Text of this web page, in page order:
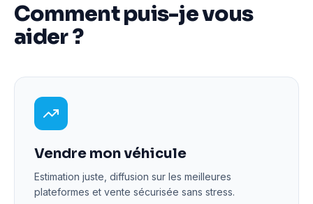
Comment puis-je vous
aider ?
Vendre mon véhicule
Estimation juste, diffusion sur les meilleures
plateformes et vente sécurisée sans stress.